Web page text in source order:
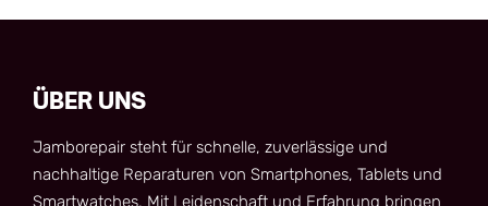
ÜBER UNS
Jamborepair steht für schnelle, zuverlässige und
nachhaltige Reparaturen von Smartphones, Tablets und
Smartwatches. Mit Leidenschaft und Erfahrung bringen